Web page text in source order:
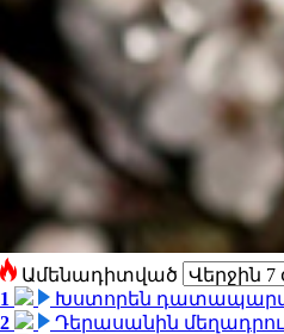
Ամենադիտված
1
Խստորեն
2
Դերասանին